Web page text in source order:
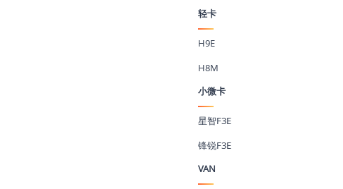
轻卡
H9E
H8M
小微卡
星智F3E
锋锐F3E
VAN